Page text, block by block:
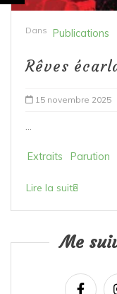
Dans Publications
Rêves
15 novembre 2025
...
Extraits Parution
Lire la suite
a
Me